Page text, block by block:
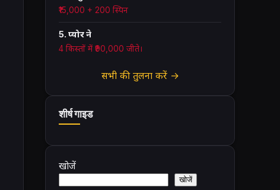
₹15,000 + 200 स्पिन
5. प्योर ने
4 किस्तों में ₹90,000 जीते।
सभी की तुलना करें →
शीर्ष गाइड
खोजें
खोजें